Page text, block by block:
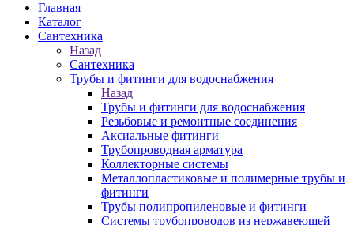
Главная
Каталог
Сантехника
Назад
Сантехника
Трубы и фитинги для водоснабжения
Назад
Трубы и фитинги для водоснабжения
Резьбовые и ремонтные соединения
Аксиальные фитинги
Трубопроводная арматура
Коллекторные системы
Металлопластиковые и полимерные трубы и
фитинги
Трубы полипропиленовые и фитинги
Системы трубопроводов из нержавеющей